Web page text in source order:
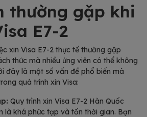
thường gặp khi
E7-2
xin Visa E7-2 thực tế thường gặp
thức mà nhiều ứng viên có thể không
đây là một số vấn đề phổ biến mà
quá trình xin Visa:
Quy trình xin Visa E7-2 Hàn Quốc
là khá phức tạp và tốn thời gian. Bạn